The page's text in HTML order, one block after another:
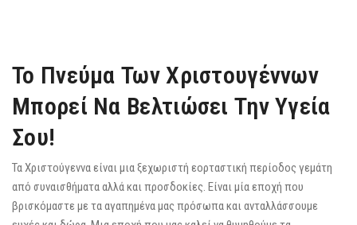
Το Πνεύμα Των Χριστουγέννων
Μπορεί Να Βελτιώσει Την Υγεία
Σου!
Τα Χριστούγεννα είναι μια ξεχωριστή εορταστική περίοδος γεμάτη
από συναισθήματα αλλά και προσδοκίες. Είναι μία εποχή που
βρισκόμαστε με τα αγαπημένα μας πρόσωπα και ανταλλάσσουμε